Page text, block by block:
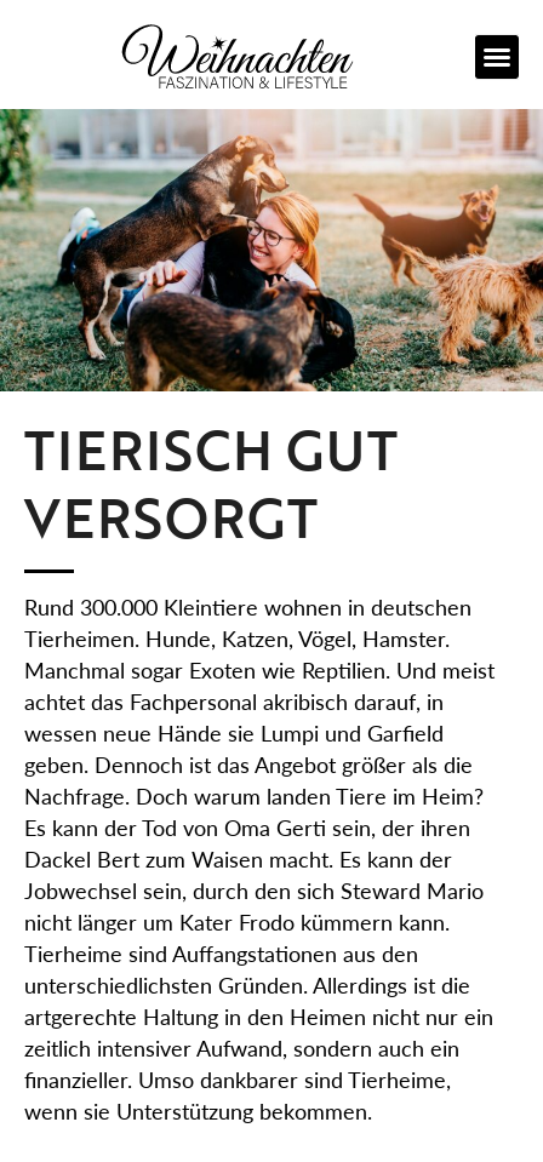
TIERISCH GUT
VERSORGT
Rund 300.000 Kleintiere wohnen in deutschen
Tierheimen. Hunde, Katzen, Vögel, Hamster.
Manchmal sogar Exoten wie Reptilien. Und meist
achtet das Fachpersonal akribisch darauf, in
wessen neue Hände sie Lumpi und Garfield
geben. Dennoch ist das Angebot größer als die
Nachfrage. Doch warum landen Tiere im Heim?
Es kann der Tod von Oma Gerti sein, der ihren
Dackel Bert zum Waisen macht. Es kann der
Jobwechsel sein, durch den sich Steward Mario
nicht länger um Kater Frodo kümmern kann.
Tierheime sind Auffangstationen aus den
unterschiedlichsten Gründen. Allerdings ist die
artgerechte Haltung in den Heimen nicht nur ein
zeitlich intensiver Aufwand, sondern auch ein
finanzieller. Umso dankbarer sind Tierheime,
wenn sie Unterstützung bekommen.